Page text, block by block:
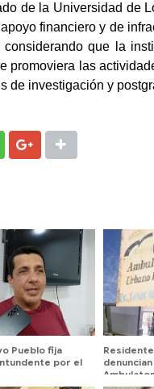
de la Universidad de
financiero y de
que la
promoviera las
de investigación y
Pueblo fija
por el
de